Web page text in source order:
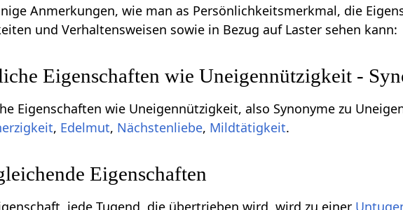
Anmerkungen, wie man as Persönlichkeitsmerkmal, die
und Verhaltensweisen sowie in Bezug auf Laster sehen kann:
Eigenschaften wie Uneigennützigkeit -
Eigenschaften wie Uneigennützigkeit, also Synonyme zu
, Edelmut, Nächstenliebe, Mildtätigkeit.
Eigenschaften
jede Tugend, die übertrieben wird, wird zu einer